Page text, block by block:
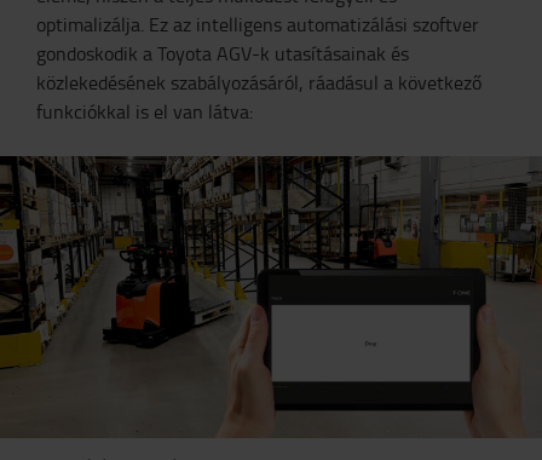
optimalizálja. Ez az intelligens automatizálási szoftver
gondoskodik a Toyota AGV-k utasításainak és
közlekedésének szabályozásáról, ráadásul a következő
funkciókkal is el van látva: